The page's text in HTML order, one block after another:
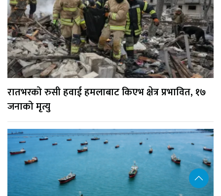
रातभरको रुसी हवाई हमलाबाट किएभ क्षेत्र प्रभावित, १७
जनाको मृत्यु